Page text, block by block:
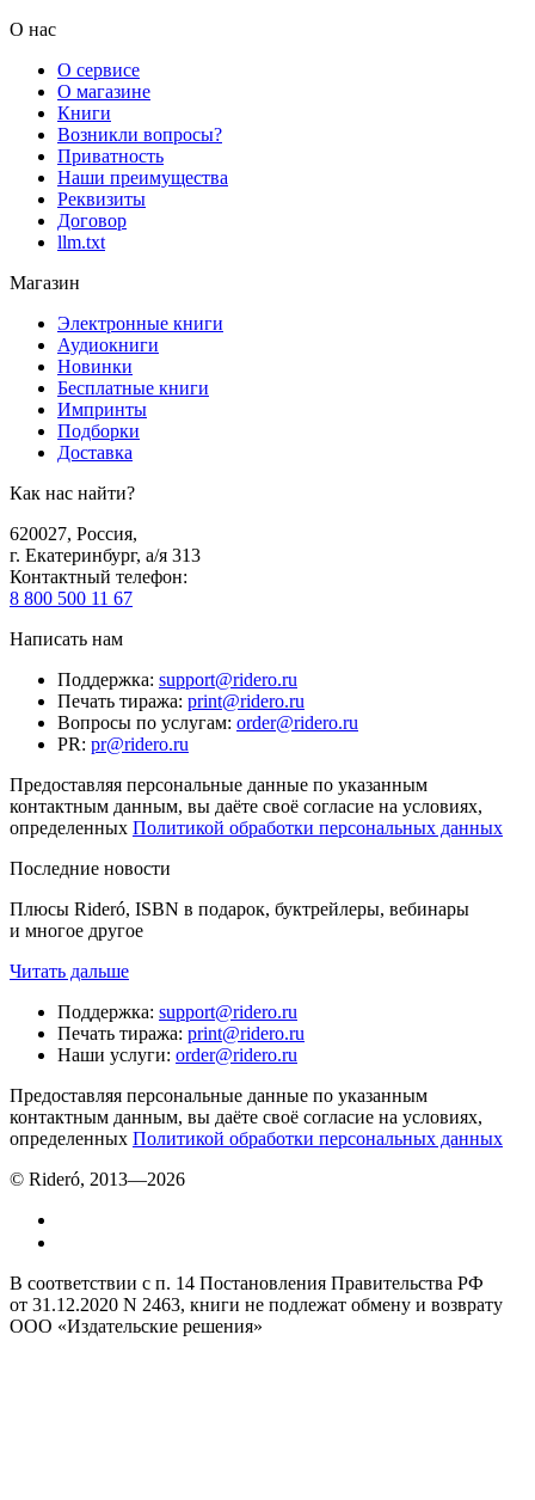
О нас
О сервисе
О магазине
Книги
Возникли вопросы?
Приватность
Наши преимущества
Реквизиты
Договор
llm.txt
Магазин
Электронные книги
Аудиокниги
Новинки
Бесплатные книги
Импринты
Подборки
Доставка
Как нас найти?
620027, Россия,
г. Екатеринбург, а/я 313
Контактный телефон:
8 800 500 11 67
Написать нам
Поддержка: support@ridero.ru
Печать тиража: print@ridero.ru
Вопросы по услугам: order@ridero.ru
PR: pr@ridero.ru
Предоставляя персональные данные по указанным
контактным данным, вы даёте своё согласие на условиях,
определенных Политикой обработки персональных данных
Последние новости
Плюсы Rideró, ISBN в подарок, буктрейлеры, вебинары
и многое другое
Читать дальше
Поддержка: support@ridero.ru
Печать тиража: print@ridero.ru
Наши услуги: order@ridero.ru
Предоставляя персональные данные по указанным
контактным данным, вы даёте своё согласие на условиях,
определенных Политикой обработки персональных данных
© Rideró, 2013—2026
В соответствии с п. 14 Постановления Правительства РФ
от 31.12.2020 N 2463, книги не подлежат обмену и возврату
ООО «Издательские решения»